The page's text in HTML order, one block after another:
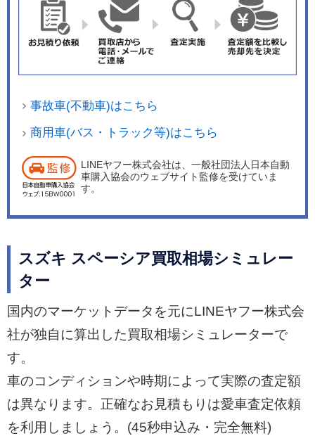
日にはGをベースに、2つのカメラを採用したステ
レオカメラ方式の衝突被害軽減システム“デュアル
カメラブレーキサポート”を搭載し、安全装備を充
実させた特別仕様車「Gリミテッド」を発売し
を行い、ブラック内装を標準として、クリスタル
ホワイトパールとホワイト2トーンルーフ仕様車
ラーは全8色の設定とし、ホワイト2トーンルーフ
仕様を含め全12パターンとした。
事故車(不動車)はこちら
商用車(バス・トラック等)はこちら
LINEヤフー株式会社は、一般社団法人日本自動
車購入協会のウェブサイト監修を受けていま
す。
スズキ スペーシア買取相場シミュレー
ター
国内のマーケットデータを元にLINEヤフー株式会
社が独自に算出した買取相場シミュレーターで
す。
車のコンディションや時期によって実際の査定額
は異なります。正確なお見積もりは愛車査定依頼
を利用しましょう。(45秒申込み・完全無料)